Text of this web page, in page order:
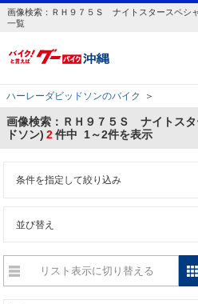
画像検索：ＲＨ９７５Ｓ ナイトスタースペシ
一覧
ハーレーダビッドソンのバイク ＞
画像検索：ＲＨ９７５Ｓ ナイトス
ドソン) 2件中 1～2件を表示
条件を指定して絞り込み
並び替え
リスト表示に切り替える